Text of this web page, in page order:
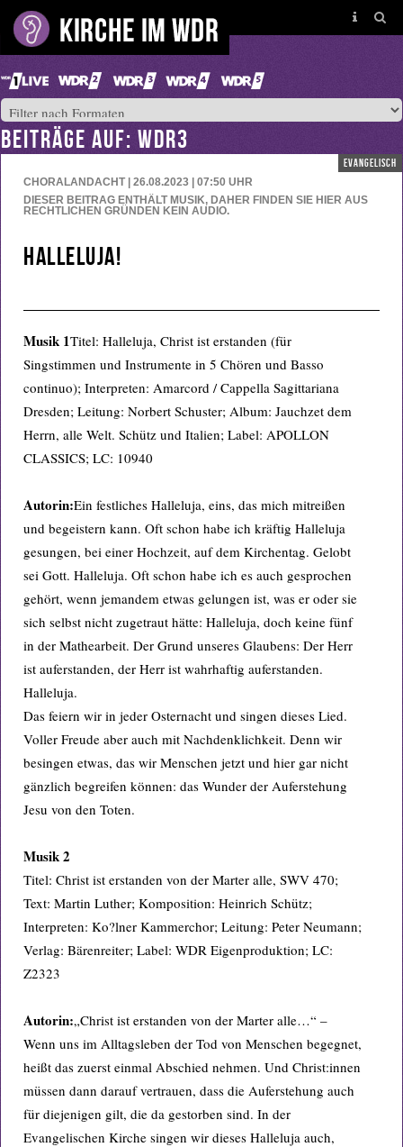
BEITRÄGE AUF: WDR3
evangelisch
CHORALANDACHT | 26.08.2023 | 07:50 UHR
DIESER BEITRAG ENTHÄLT MUSIK, DAHER FINDEN SIE HIER AUS
RECHTLICHEN GRÜNDEN KEIN AUDIO.
Halleluja!
Musik 1Titel: Halleluja, Christ ist erstanden (für
Singstimmen und Instrumente in 5 Chören und Basso
continuo); Interpreten: Amarcord / Cappella Sagittariana
Dresden; Leitung: Norbert Schuster; Album: Jauchzet dem
Herrn, alle Welt. Schütz und Italien; Label: APOLLON
CLASSICS; LC: 10940
Autorin:Ein festliches Halleluja, eins, das mich mitreißen
und begeistern kann. Oft schon habe ich kräftig Halleluja
gesungen, bei einer Hochzeit, auf dem Kirchentag. Gelobt
sei Gott. Halleluja. Oft schon habe ich es auch gesprochen
gehört, wenn jemandem etwas gelungen ist, was er oder sie
sich selbst nicht zugetraut hätte: Halleluja, doch keine fünf
in der Mathearbeit. Der Grund unseres Glaubens: Der Herr
ist auferstanden, der Herr ist wahrhaftig auferstanden.
Halleluja.
Das feiern wir in jeder Osternacht und singen dieses Lied.
Voller Freude aber auch mit Nachdenklichkeit. Denn wir
besingen etwas, das wir Menschen jetzt und hier gar nicht
gänzlich begreifen können: das Wunder der Auferstehung
Jesu von den Toten.
Musik 2
Titel: Christ ist erstanden von der Marter alle, SWV 470;
Text: Martin Luther; Komposition: Heinrich Schütz;
Interpreten: Ko?lner Kammerchor; Leitung: Peter Neumann;
Verlag: Bärenreiter; Label: WDR Eigenproduktion; LC:
Z2323
Autorin:„Christ ist erstanden von der Marter alle…“ –
Wenn uns im Alltagsleben der Tod von Menschen begegnet,
heißt das zuerst einmal Abschied nehmen. Und Christ:innen
müssen dann darauf vertrauen, dass die Auferstehung auch
für diejenigen gilt, die da gestorben sind. In der
Evangelischen Kirche singen wir dieses Halleluja auch,